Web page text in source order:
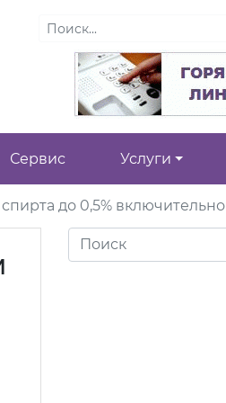
Сервис Услуги
до 0,5% включительно